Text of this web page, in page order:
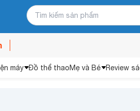
máy Đồ thể thaoMẹ và Bé Review